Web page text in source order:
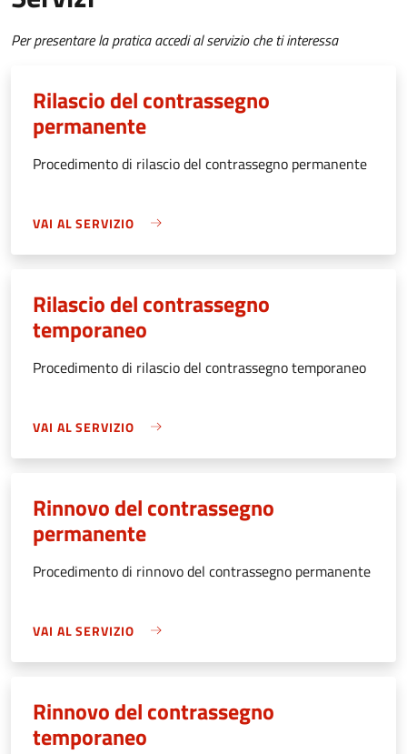
Per presentare la pratica accedi al servizio che ti interessa
Rilascio del contrassegno
permanente
Procedimento di rilascio del contrassegno permanente
VAI AL SERVIZIO
Rilascio del contrassegno
temporaneo
Procedimento di rilascio del contrassegno temporaneo
VAI AL SERVIZIO
Rinnovo del contrassegno
permanente
Procedimento di rinnovo del contrassegno permanente
VAI AL SERVIZIO
Rinnovo del contrassegno
temporaneo